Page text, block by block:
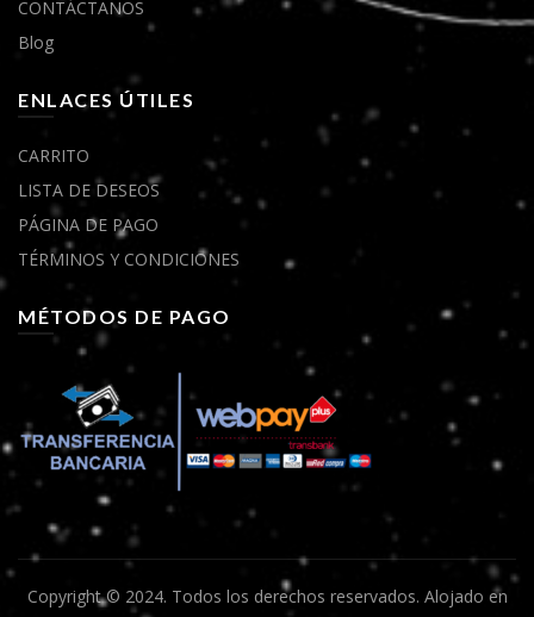
CONTÁCTANOS
Blog
ENLACES ÚTILES
CARRITO
LISTA DE DESEOS
PÁGINA DE PAGO
TÉRMINOS Y CONDICIONES
MÉTODOS DE PAGO
Copyright © 2024. Todos los derechos reservados. Alojado en